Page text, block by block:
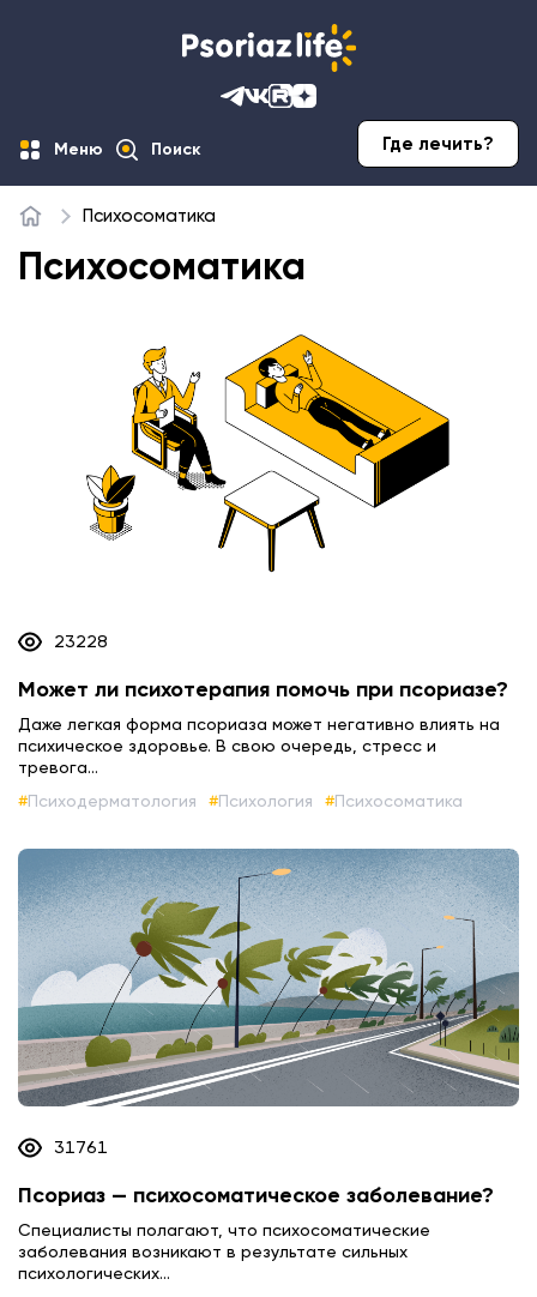
Меню Поиск Где лечить?
ГлавнаяПсихосоматика
Психосоматика
23228
Может ли психотерапия помочь при псориазе?
Даже легкая форма псориаза может негативно влиять на
психическое здоровье. В свою очередь, стресс и
тревога...
Психодерматология
Психология Психосоматика
31761
Псориаз — психосоматическое заболевание?
Специалисты полагают, что психосоматические
заболевания возникают в результате сильных
психологических...